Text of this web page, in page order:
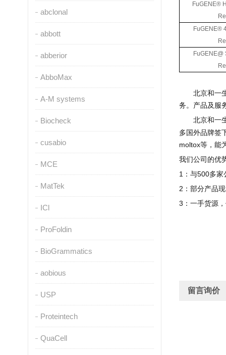
abclonal
abbott
abberior
AbboMax
A-M systems
Biocheck
cusabio
MCE
MatTek
ICl
ProFoldin
BioGrammatics
aobious
USP
Proteintech
QuaCell
FuGENE®
FuGENE®
FuGENE@
北京和一
务。产品及服
北京和一
多国外品牌签
moltox等，能
我们公司的优
1 ：与500多家
2 ：部分产品
3 ：一手货源
留言询价